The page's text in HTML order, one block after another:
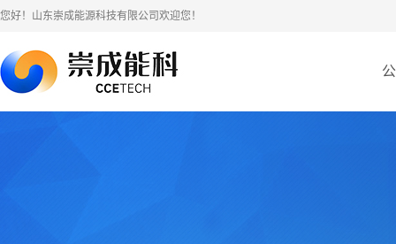
您好！山东崇成能源科技有限公司欢迎您！